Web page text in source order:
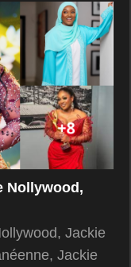
Nollywood,
Jackie
Jackie